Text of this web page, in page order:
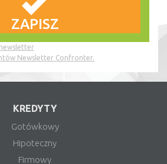
newsletter
Newsletter Confronter.
KREDYTY
Gotówkowy
Hipoteczny
Firmowy